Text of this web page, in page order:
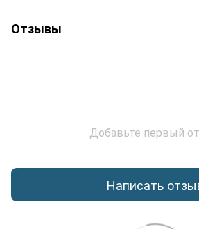
Отзывы
Добавьте первый
Написать